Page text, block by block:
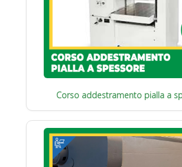
Corso addestramento pialla a